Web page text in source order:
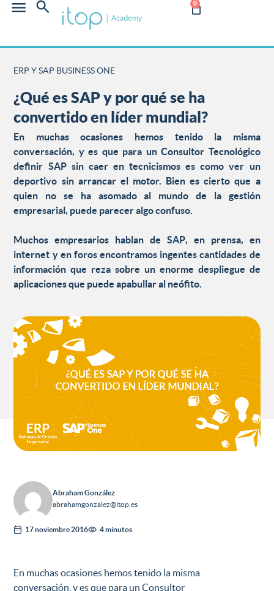
0
ERP Y SAP BUSINESS ONE
¿Qué es SAP y por qué se ha
convertido en líder mundial?
En muchas ocasiones hemos tenido la misma
conversación, y es que para un Consultor Tecnológico
definir SAPsin caer en tecnicismos es como ver un
deportivo sin arrancar el motor. Bien es cierto que a
quien no se ha asomado al mundo de la gestión
empresarial, puede parecer algo confuso.
Muchos empresarios hablan de SAP, en prensa, en
internet y en foros encontramos ingentes cantidades de
información que reza sobre un enorme despliegue de
aplicaciones que puede apabullar al neófito.
Abraham González
abrahamgonzalez@itop.es
17 noviembre 2016 4 minutos
En muchas ocasiones hemos tenido la misma
conversación, y es que para un Consultor